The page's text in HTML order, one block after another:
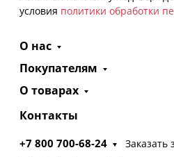
условия политики обработки
О нас
Покупателям
О товарах
Контакты
+7 800 700-68-24 Заказать